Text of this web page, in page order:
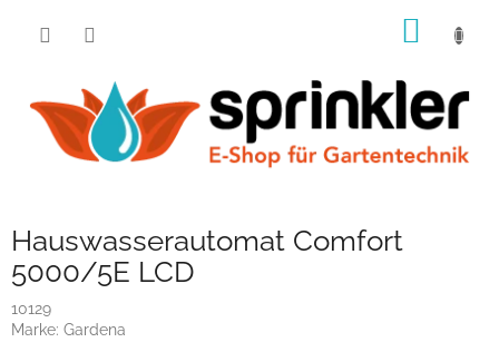
Hauswasserautomat Comfort
5000/5E LCD
10129
Marke: Gardena